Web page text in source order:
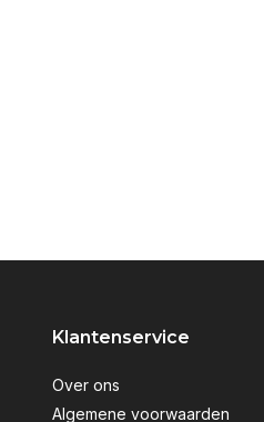
Klantenservice
Over ons
Algemene voorwaarden